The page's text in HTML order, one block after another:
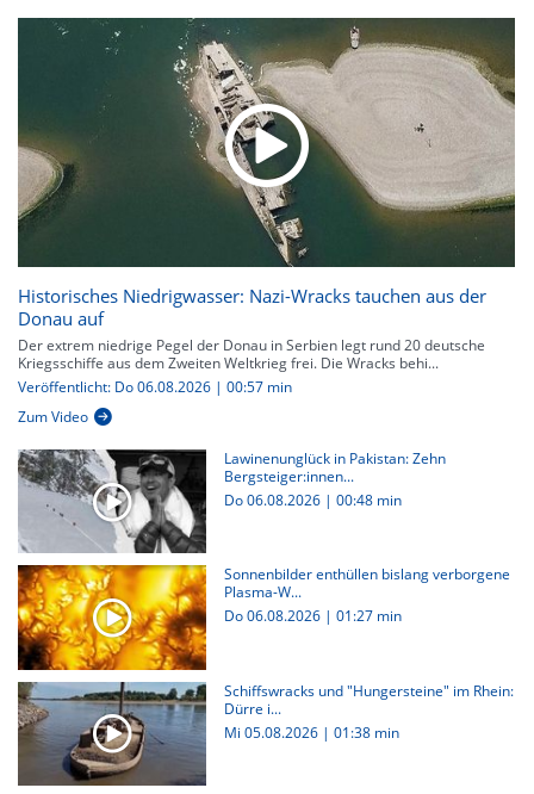
Historisches Niedrigwasser: Nazi-Wracks tauchen aus der
Donau auf
Der extrem niedrige Pegel der Donau in Serbien legt rund 20 deutsche
Kriegsschiffe aus dem Zweiten Weltkrieg frei. Die Wracks behi...
Veröffentlicht: Do 06.08.2026 | 00:57 min
Zum Video
Lawinenunglück in Pakistan: Zehn
Bergsteiger:innen...
Do 06.08.2026 | 00:48 min
Sonnenbilder enthüllen bislang verborgene
Plasma-W...
Do 06.08.2026 | 01:27 min
Schiffswracks und "Hungersteine" im Rhein:
Dürre i...
Mi 05.08.2026 | 01:38 min